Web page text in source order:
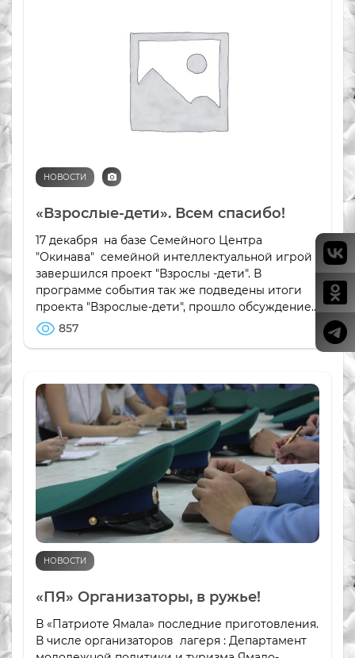
НОВОСТИ
«Взрослые-дети». Всем спасибо!
17 декабря на базе Семейного Центра
"Окинава" семейной интеллектуальной игрой
завершился проект "Взрослы -дети". В
программе события так же подведены итоги
проекта "Взрослые-дети", прошло обсуждение...
857
НОВОСТИ
«ПЯ» Организаторы, в ружье!
В «Патриоте Ямала» последние приготовления.
В числе организаторов лагеря : Департамент